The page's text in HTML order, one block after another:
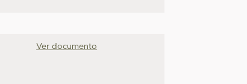
Ver documento